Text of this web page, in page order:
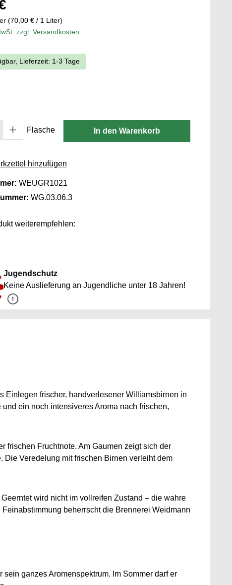
(70,00 € / 1 Liter)
zzgl. Versandkosten
Lieferzeit: 1-3 Tage
Gib den gewünschten Wert ein oder benutze die Schaltflächen um
Flasche In den Warenkorb
hinzufügen
WEUGR1021
WG.03.06.3
weiterempfehlen:
Jugendschutz
Keine Auslieferung an Jugendliche unter 18 Jahren!
Einlegen frischer, handverlesener Williamsbirnen in
ein noch intensiveres Aroma nach frischen,
frischen Fruchtnote. Am Gaumen zeigt sich der
Veredelung mit frischen Birnen verleiht dem
wird nicht im vollreifen Zustand – die wahre
beherrscht die Brennerei Weidmann
ganzes Aromenspektrum. Im Sommer darf er